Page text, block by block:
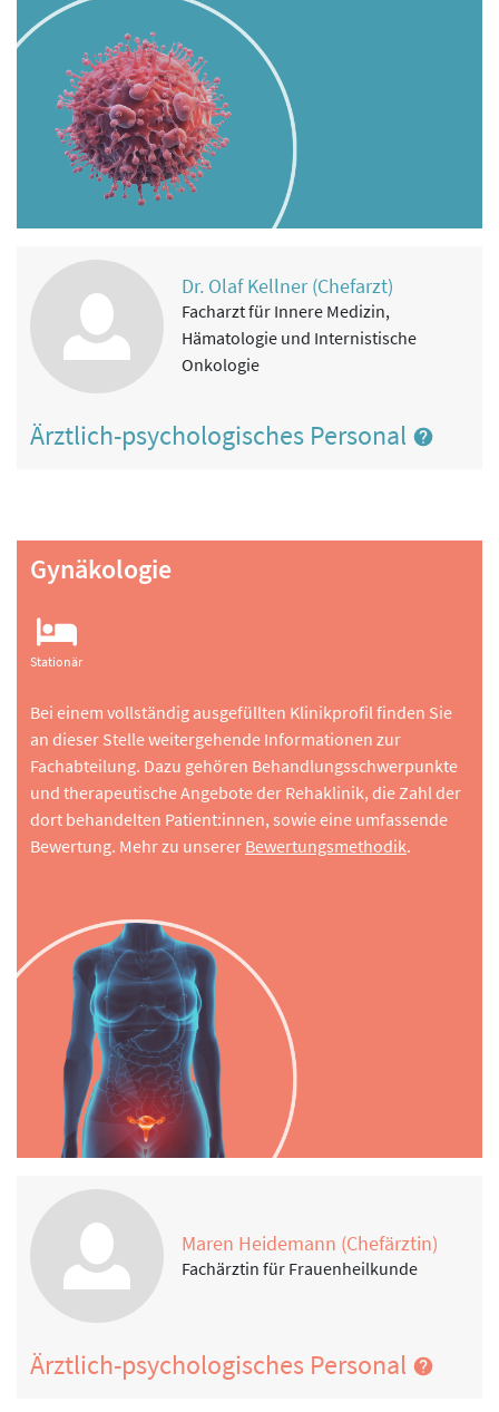
Dr. Olaf Kellner (Chefarzt)
Facharzt für Innere Medizin,
Hämatologie und Internistische
Onkologie
Ärztlich-psychologisches Personal
Gynäkologie
Stationär
Bei einem vollständig ausgefüllten Klinikprofil finden Sie
an dieser Stelle weitergehende Informationen zur
Fachabteilung. Dazu gehören Behandlungsschwerpunkte
und therapeutische Angebote der Rehaklinik, die Zahl der
dort behandelten Patient:innen, sowie eine umfassende
Bewertung. Mehr zu unserer Bewertungsmethodik.
Maren Heidemann (Chefärztin)
Fachärztin für Frauenheilkunde
Ärztlich-psychologisches Personal